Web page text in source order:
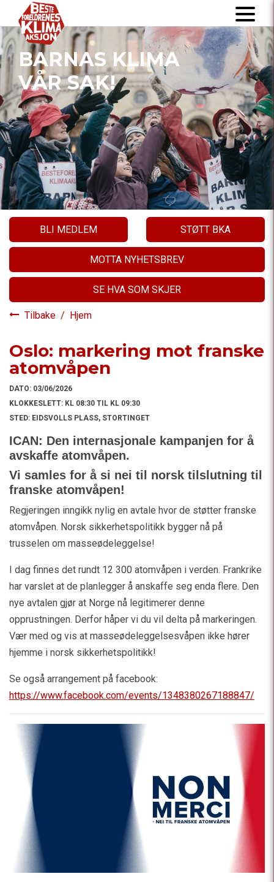
BARNAS KLIMA
VÅR SAK!
BLI MEDLEM STØTT BKA
MOTTA NYHETSBREV
SE HVA SOM SKJER
Tilbake / Hjem
Oslo: markering mot franske
atomvåpen
DATO: 03/06/2026
KLOKKESLETT: KL 08:30 TIL KL 09:30
STED: EIDSVOLLS PLASS, STORTINGET
ICAN: Den internasjonale kampanjen for å
avskaffe atomvåpen.
Vi samles for å si nei til norsk tilslutning til
franske atomvåpen!
Regjeringen inngikk nylig en avtale hvor de støtter franske
atomvåpen. Norsk sikkerhetspolitikk bygger nå på
trusselen om masseødeleggelse!
I dag finnes det rundt 12 300 atomvåpen i verden. Frankrike
har varslet at de planlegger å anskaffe seg enda flere. Den
nye avtalen gjør at Norge nå legitimerer denne
opprustningen. Derfor håper vi du vil delta på markeringen.
Vær med og vis at masseødeleggelsesvåpen ikke hører
hjemme i norsk sikkerhetspolitikk!
Se også arrangement på facebook:
https://www.facebook.com/events/1348380267188847/